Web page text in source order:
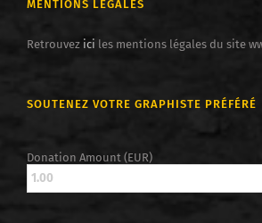
MENTIONS LÉGALES
Retrouvez ici les mentions légales du site
SOUTENEZ VOTRE GRAPHISTE PRÉFÉRÉ
Donation Amount (EUR)